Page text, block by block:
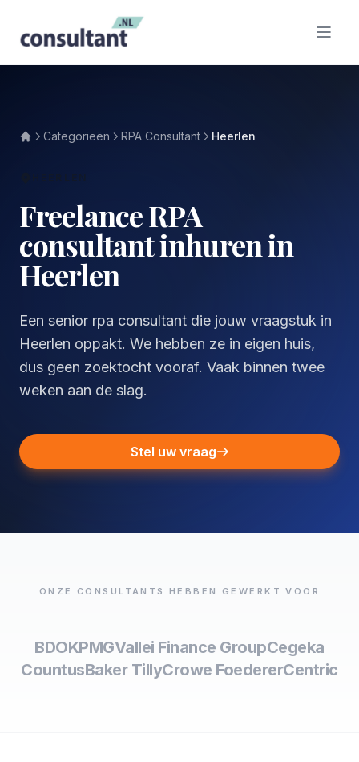
Categorieën RPA Consultant Heerlen
Freelance RPA
consultant inhuren in
Heerlen
Een senior rpa consultant die jouw vraagstuk in
Heerlen oppakt. We hebben ze in eigen huis,
dus geen zoektocht vooraf. Vaak binnen twee
weken aan de slag.
Stel uw vraag
ONZE CONSULTANTS HEBBEN GEWERKT VOOR
BDOKPMGVallei Finance GroupCegeka
CountusBaker TillyCrowe FoedererCentric